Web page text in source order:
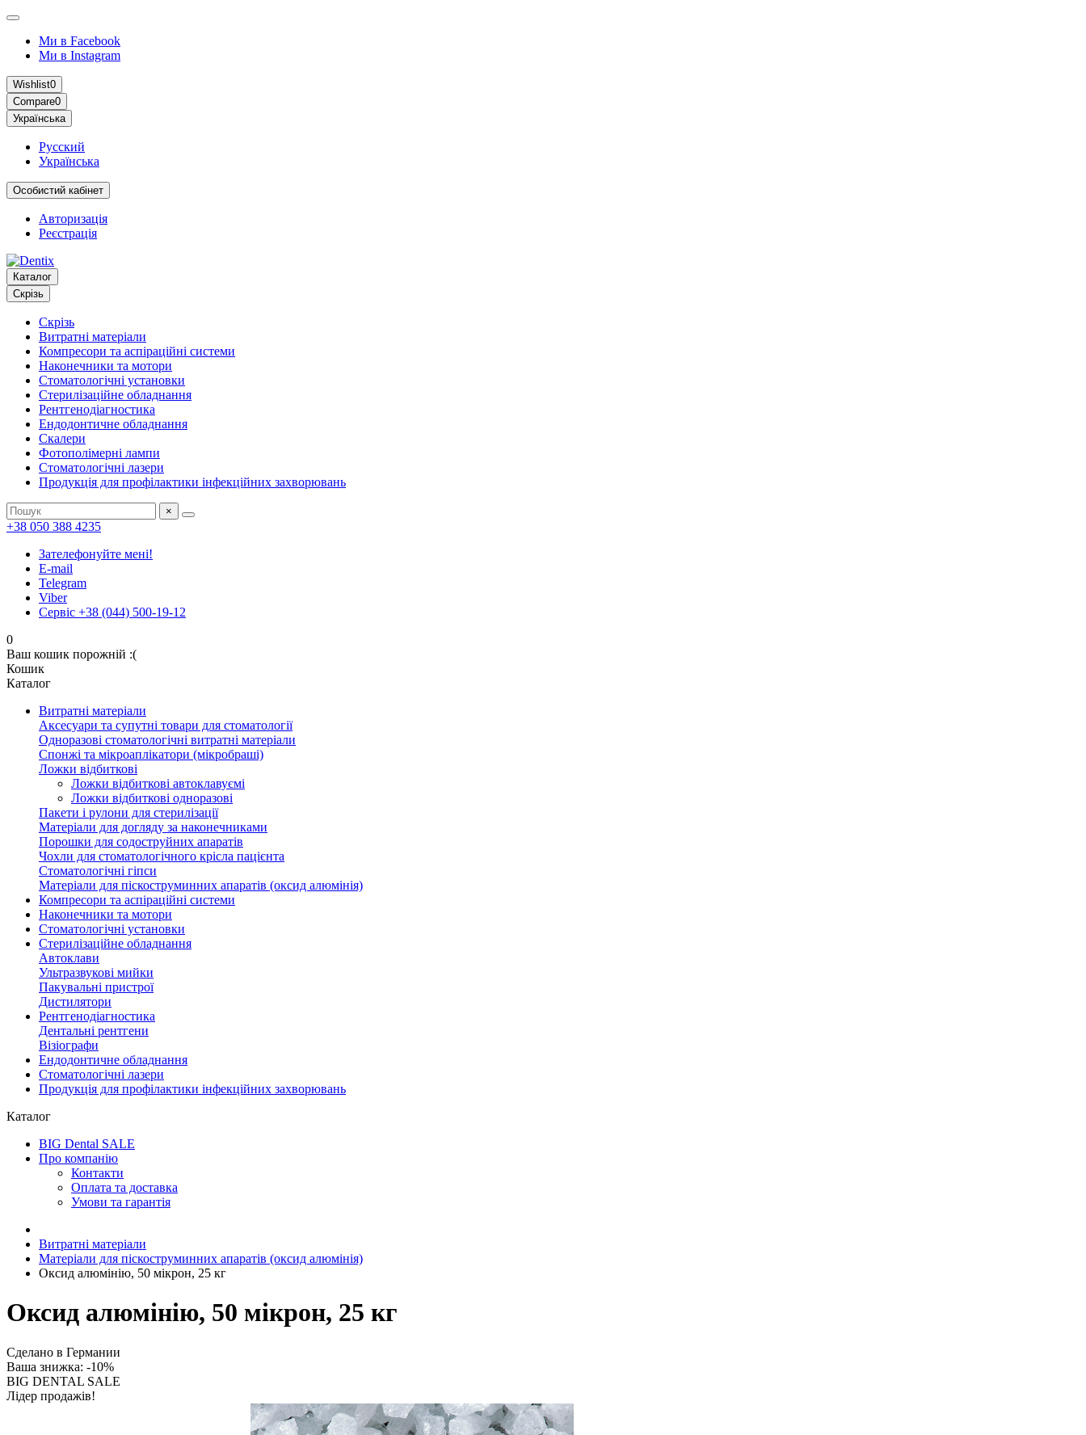
Ми в Facebook
Ми в Instagram
Wishlist0
Compare0
Українська
Русский
Українська
Особистий кабінет
Авторизація
Реєстрація
Каталог
Скрізь
Скрізь
Витратні матеріали
Компресори та аспіраційні системи
Наконечники та мотори
Стоматологічні установки
Стерилізаційне обладнання
Рентгенодіагностика
Ендодонтичне обладнання
Скалери
Фотополімерні лампи
Стоматологічні лазери
Продукція для профілактики інфекційних захворювань
×
+38 050 388 4235
Зателефонуйте мені!
E-mail
Telegram
Viber
Сервіс +38 (044) 500-19-12
0
Ваш кошик порожній :(
Кошик
Каталог
Витратні матеріали
Аксесуари та супутні товари для стоматології
Одноразові стоматологічні витратні матеріали
Спонжі та мікроаплікатори (мікробраші)
Ложки відбиткові
Ложки відбиткові автоклавуємі
Ложки відбиткові одноразові
Пакети і рулони для стерилізації
Матеріали для догляду за наконечниками
Порошки для содоструйних апаратів
Чохли для стоматологічного крісла пацієнта
Стоматологічні гіпси
Матеріали для піскоструминних апаратів (оксид алюмінія)
Компресори та аспіраційні системи
Наконечники та мотори
Стоматологічні установки
Стерилізаційне обладнання
Автоклави
Ультразвукові мийки
Пакувальні пристрої
Дистилятори
Рентгенодіагностика
Дентальні рентгени
Візіографи
Ендодонтичне обладнання
Стоматологічні лазери
Продукція для профілактики інфекційних захворювань
Каталог
BIG Dental SALE
Про компанію
Контакти
Оплата та доставка
Умови та гарантія
Витратні матеріали
Матеріали для піскоструминних апаратів (оксид алюмінія)
Оксид алюмінію, 50 мікрон, 25 кг
Оксид алюмінію, 50 мікрон, 25 кг
Сделано в Германии
Ваша знижка: -10%
BIG DENTAL SALE
Лідер продажів!